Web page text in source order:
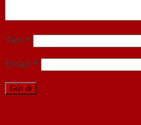
Tên *
Email *